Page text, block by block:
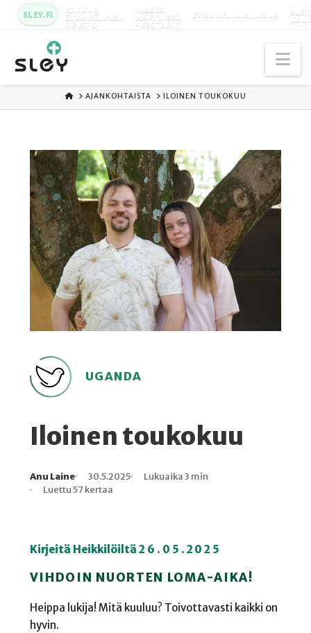
SLEY.FI KARKUN
EVANKELINEN
OPISTO
MAATA
NÄKYVISSÄ
-FESTARIT
EVANKELIUMIJUHLA
ETUSIVU
AJANKOHTAISTA ILOINEN TOUKOKUU
UGANDA
Iloinen toukokuu
Kirjoittaja
Anu Laine
Julkaistu
30.5.2025
Lukuaika
Lukuaika 3 min
Lukukertoja
Luettu 57 kertaa
Kirjeitä Heikkilöiltä 2 6 . 0 5 . 2 0 2 5
VIHDOIN NUORTEN LOMA-AIKA!
Heippa lukija! Mitä kuuluu? Toivottavasti kaikki on
hyvin.